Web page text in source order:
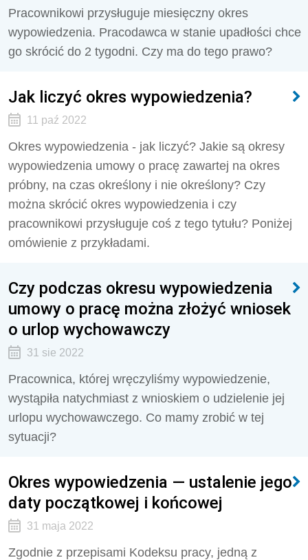
Pracownikowi przysługuje miesięczny okres
wypowiedzenia. Pracodawca w stanie upadłości chce
go skrócić do 2 tygodni. Czy ma do tego prawo?
Jak liczyć okres wypowiedzenia?
11 paź 2022
Okres wypowiedzenia - jak liczyć? Jakie są okresy
wypowiedzenia umowy o pracę zawartej na okres
próbny, na czas określony i nie określony? Czy
można skrócić okres wypowiedzenia i czy
pracownikowi przysługuje coś z tego tytułu? Poniżej
omówienie z przykładami.
Czy podczas okresu wypowiedzenia
umowy o pracę można złożyć wniosek
o urlop wychowawczy
31 sie 2022
Pracownica, której wręczyliśmy wypowiedzenie,
wystąpiła natychmiast z wnioskiem o udzielenie jej
urlopu wychowawczego. Co mamy zrobić w tej
sytuacji?
Okres wypowiedzenia — ustalenie jego
daty początkowej i końcowej
31 maja 2022
Zgodnie z przepisami Kodeksu pracy, jedną z